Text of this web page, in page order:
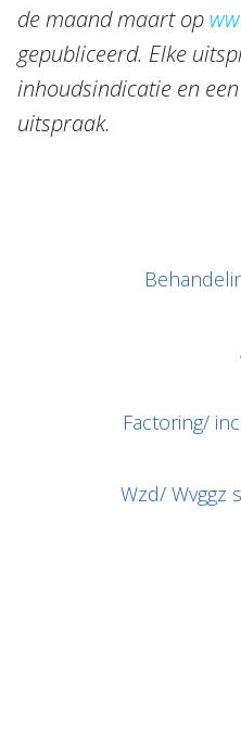
de maand maart op
gepubliceerd. Elke
inhoudsindicatie en
uitspraak.
Factoring/
Wzd/ Wvggz